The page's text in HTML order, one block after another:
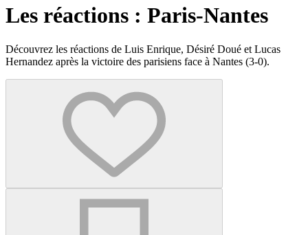
Les réactions : Paris-Nantes
Découvrez les réactions de Luis Enrique, Désiré Doué et Lucas
Hernandez après la victoire des parisiens face à Nantes (3-0).